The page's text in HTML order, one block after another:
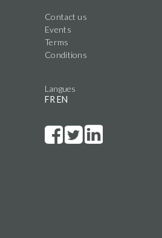
Contact us
Events
Terms
Conditions
Langues
FR EN